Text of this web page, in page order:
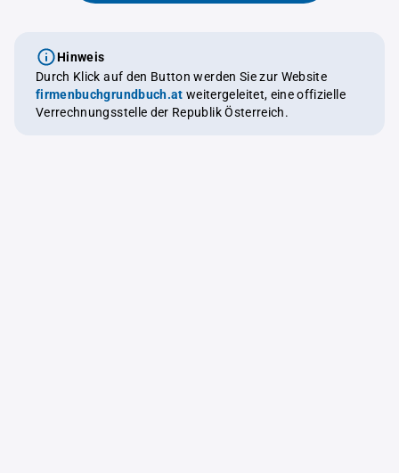
Hinweis
Durch Klick auf den Button werden Sie zur Website
firmenbuchgrundbuch.at weitergeleitet, eine offizielle
Verrechnungsstelle der Republik Österreich.